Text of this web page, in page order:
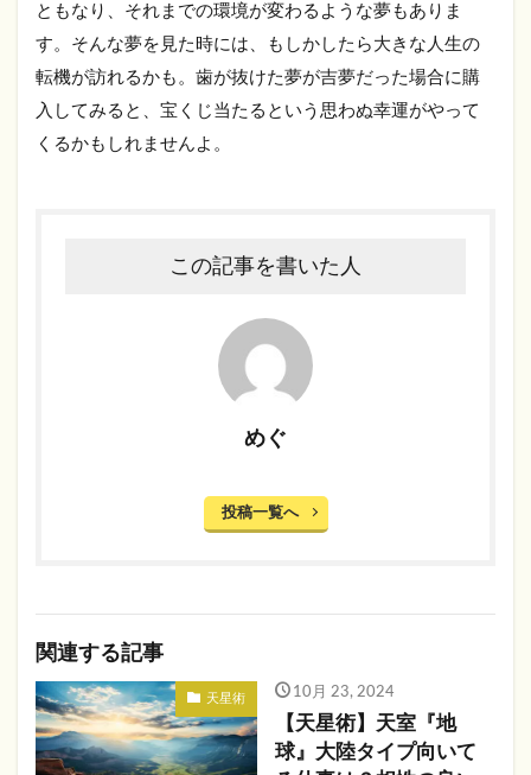
ともなり、それまでの環境が変わるような夢もありま
す。そんな夢を見た時には、もしかしたら大きな人生の
転機が訪れるかも。歯が抜けた夢が吉夢だった場合に購
入してみると、宝くじ当たるという思わぬ幸運がやって
くるかもしれませんよ。
この記事を書いた人
めぐ
投稿一覧へ
関連する記事
天星術 10月 23, 2024
【天星術】天室『地
球』大陸タイプ向いて